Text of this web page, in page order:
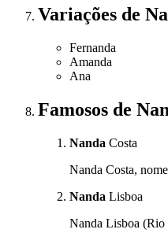
Variações de
Fernanda
Amanda
Ana
Famosos de
Nanda Costa
Nanda Costa,
Nanda Lisboa
Nanda Lisboa (Rio